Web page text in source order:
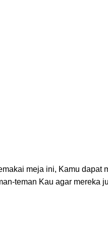
meja ini, Kamu dapat
teman Kau agar mereka